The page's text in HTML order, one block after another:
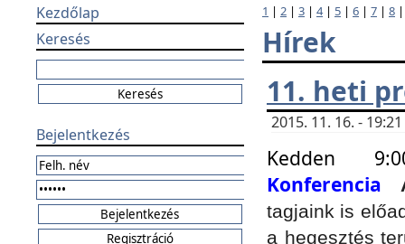
Kezdőlap
Keresés
Bejelentkezés
1 | 2 | 3 | 4| 5 | 6 | 7 | 8
Hírek
11. heti
2015. 11. 16. -
Kedden
Konferencia
tagjaink is
a hegesztés